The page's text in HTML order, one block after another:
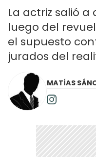
La actriz salió
luego del
el supuesto
jurados del
MATÍAS